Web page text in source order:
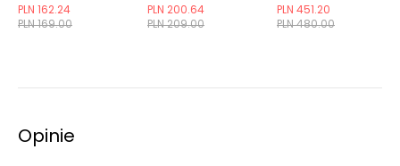
PLN 169.00
PLN 162.24
PLN 209.00
PLN 200.64
PLN 480.00
PLN 451.20
Opinie